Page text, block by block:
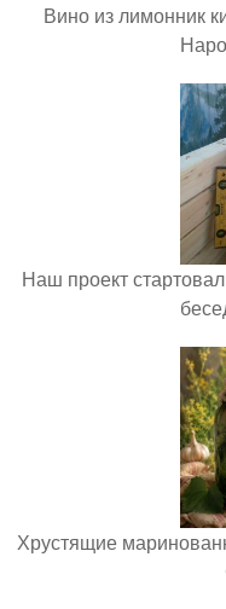
Вино из лимонник
Наш проект
Хрустящие